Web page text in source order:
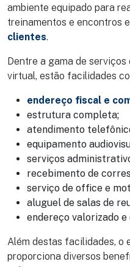
ambiente equipado para
treinamentos e encontros
clientes.
Dentre a gama de
virtual, estão facilidades
endereço fiscal e
estrutura completa;
atendimento
equipamento
serviços
recebimento de
serviço de office e
aluguel de salas de
endereço valorizado
Além destas facilidades, o
proporciona diversos